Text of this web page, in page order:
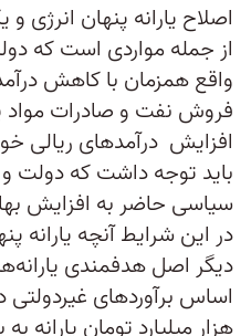
اصلاح یارانه پنهان انرژی
از جمله مواردی است که
واقع همزمان با کاهش
فروش نفت و صادرات مواد
افزایش درآمدهای ریالی
باید توجه داشت که دولت
سیاسی حاضر به افزایش
در این شرایط آنچه یارانه
دیگر اصل هدفمندی
هزار میلیارد تومان